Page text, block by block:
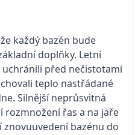
každý bazén bude
doplňky. Letní
před nečistotami
teplo nastřádané
Silnější neprůsvitná
rozmnožení řas a na jaře
znovuuvedení bazénu do